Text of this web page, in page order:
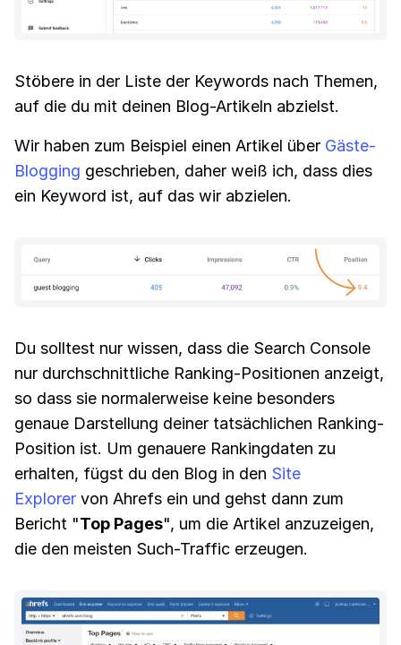
Stöbere in der Liste der Keywords nach Themen,
auf die du mit deinen Blog-Artikeln abzielst.
Wir haben zum Beispiel einen Artikel über Gäste-
Blogging geschrieben, daher weiß ich, dass dies
ein Keyword ist, auf das wir abzielen.
Du solltest nur wissen, dass die Search Console
nur durchschnittliche Ranking-Positionen anzeigt,
so dass sie normalerweise keine besonders
genaue Darstellung deiner tatsächlichen Ranking-
Position ist. Um genauere Rankingdaten zu
erhalten, fügst du den Blog in den Site
Explorer von Ahrefs ein und gehst dann zum
Bericht "Top Pages", um die Artikel anzuzeigen,
die den meisten Such-Traffic erzeugen.